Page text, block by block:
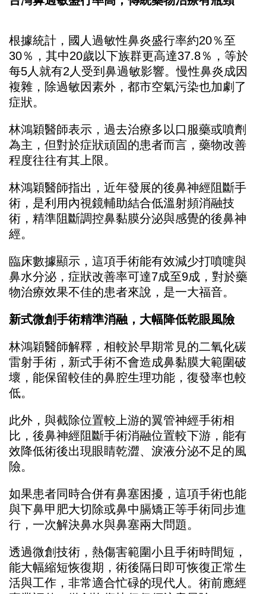
根據統計，國人過敏性鼻炎盛行率約20％至
30％，其中20歲以下族群更高達37.8％，等於
每5人就有2人受到鼻過敏影響。慢性鼻炎成因
複雜，除過敏因素外，都市空氣污染也加劇了
症狀。
林鴻穎醫師表示，過去治療多以口服藥或噴劑
為主，但對於症狀頑固的患者而言，藥物改善
程度往往有其上限。
林鴻穎醫師指出，近年發展的後鼻神經阻斷手
術，是利用內視鏡輔助結合低溫射頻消融技
術，精準阻斷調控鼻黏膜分泌與感覺的後鼻神
經。
臨床數據顯示，這項手術能有效減少打噴嚏與
鼻水分泌，症狀改善率可達7成至9成，對於藥
物治療效果不佳的患者來說，是一大福音。
新式微創手術精準消融，大幅降低乾眼風險
林鴻穎醫師解釋，相較於早期常見的二氧化碳
雷射手術，新式手術不會造成鼻黏膜大範圍破
壞，能保留較佳的鼻腔生理功能，復發率也較
低。
此外，與截除位置較上游的翼管神經手術相
比，後鼻神經阻斷手術消融位置較下游，能有
效降低術後出現眼睛乾澀、淚液分泌不足的風
險。
如果患者同時合併有鼻塞困擾，這項手術也能
與下鼻甲肥大切除或鼻中膈矯正等手術同步進
行，一次解決鼻水與鼻塞兩大問題。
透過微創技術，熱傷害範圍小且手術時間短，
能大幅縮短恢復期，術後隔日即可恢復正常生
活與工作，非常適合忙碌的現代人。術前應經